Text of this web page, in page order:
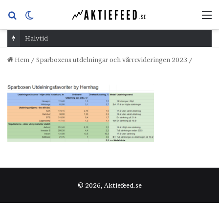
Sök
efterskin
Halvtid
Hem / Sparboxens utdelningar och vårrevideringen 2023 /
© 2026, Aktiefeed.se